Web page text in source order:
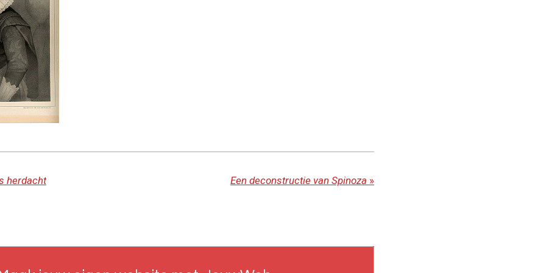
herdacht Een deconstructie van Spinoza »